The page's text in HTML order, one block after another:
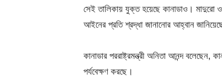
সেই তালিকায় যুক্ত হয়েছে কানাডাও। মাদুরো ও
আইনের প্রতি শ্রদ্ধা জানানোর আহ্বান
কানাডার পররাষ্ট্রমন্ত্রী অনিতা আনন্দ বলেছেন,
পর্যবেক্ষণ করছে।